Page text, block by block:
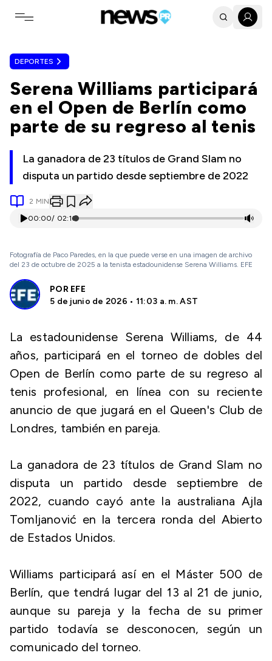
Toggle navigation menu
DEPORTES
Serena Williams participará
en el Open de Berlín como
parte de su regreso al tenis
La ganadora de 23 títulos de Grand Slam no
disputa un partido desde septiembre de 2022
2 MIN
00:00/ 02:16
Fotografía de Paco Paredes, en la que puede verse en una imagen de archivo
del 23 de octubre de 2025 a la tenista estadounidense Serena Williams. EFE
POR EFE
5 de junio de 2026 • 11:03 a. m. AST
La estadounidense Serena Williams, de 44
años, participará en el torneo de dobles del
Open de Berlín como parte de su regreso al
tenis profesional, en línea con su reciente
anuncio de que jugará en el Queen's Club de
Londres, también en pareja.
La ganadora de 23 títulos de Grand Slam no
disputa un partido desde septiembre de
2022, cuando cayó ante la australiana Ajla
Tomljanović en la tercera ronda del Abierto
de Estados Unidos.
Williams participará así en el Máster 500 de
Berlín, que tendrá lugar del 13 al 21 de junio,
aunque su pareja y la fecha de su primer
partido todavía se desconocen, según un
comunicado del torneo.